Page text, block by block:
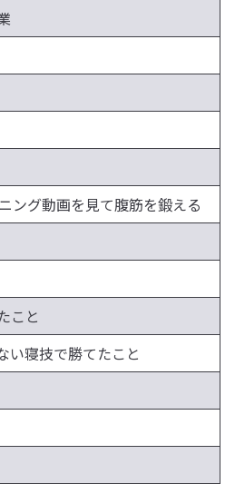
ング動画を見て腹筋を鍛える
こと
い寝技で勝てたこと